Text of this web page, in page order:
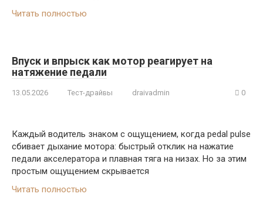
Читать полностью
Впуск и впрыск как мотор реагирует на
натяжение педали
13.05.2026 Тест-драйвы draivadmin 0
Каждый водитель знаком с ощущением, когда pedal pulse
сбивает дыхание мотора: быстрый отклик на нажатие
педали акселератора и плавная тяга на низах. Но за этим
простым ощущением скрывается
Читать полностью